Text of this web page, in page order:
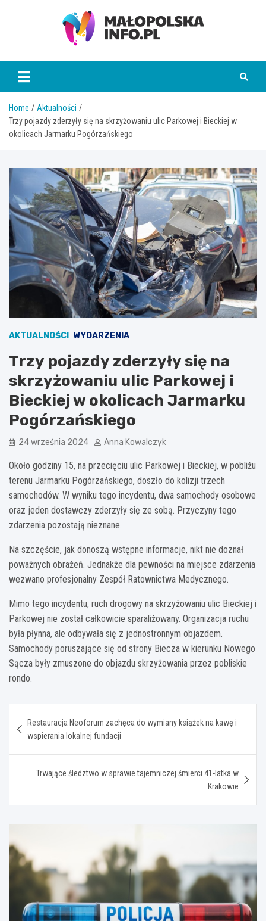
Małopolska Info
Home
Aktualności
Trzy pojazdy zderzyły się na skrzyżowaniu ulic Parkowej i Bieckiej w
okolicach Jarmarku Pogórzańskiego
AKTUALNOŚCI WYDARZENIA
Trzy pojazdy zderzyły się na
skrzyżowaniu ulic Parkowej i
Bieckiej w okolicach Jarmarku
Pogórzańskiego
24 września 2024 Anna Kowalczyk
Około godziny 15, na przecięciu ulic Parkowej i Bieckiej, w pobliżu
terenu Jarmarku Pogórzańskiego, doszło do kolizji trzech
samochodów. W wyniku tego incydentu, dwa samochody osobowe
oraz jeden dostawczy zderzyły się ze sobą. Przyczyny tego
zdarzenia pozostają nieznane.
Na szczęście, jak donoszą wstępne informacje, nikt nie doznał
poważnych obrażeń. Jednakże dla pewności na miejsce zdarzenia
wezwano profesjonalny Zespół Ratownictwa Medycznego.
Mimo tego incydentu, ruch drogowy na skrzyżowaniu ulic Bieckiej i
Parkowej nie został całkowicie sparaliżowany. Organizacja ruchu
była płynna, ale odbywała się z jednostronnym objazdem.
Samochody poruszające się od strony Biecza w kierunku Nowego
Sącza były zmuszone do objazdu skrzyżowania przez pobliskie
rondo.
wpisu
Restauracja Neoforum zachęca do wymiany książek na kawę i
wspierania lokalnej fundacji
Trwające śledztwo w sprawie tajemniczej śmierci 41-latka w
Krakowie